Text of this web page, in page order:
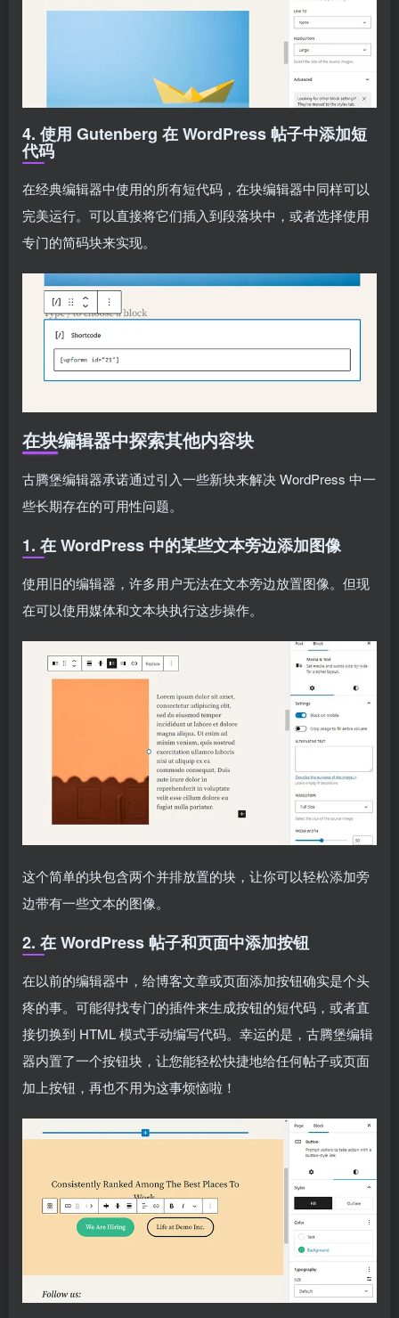
4. 使用 Gutenberg 在 WordPress 帖子中添加短
代码
在经典编辑器中使用的所有短代码，在块编辑器中同样可以
完美运行。可以直接将它们插入到段落块中，或者选择使用
专门的简码块来实现。
在块编辑器中探索其他内容块
古腾堡编辑器承诺通过引入一些新块来解决 WordPress 中一
些长期存在的可用性问题。
1. 在 WordPress 中的某些文本旁边添加图像
使用旧的编辑器，许多用户无法在文本旁边放置图像。但现
在可以使用媒体和文本块执行这步操作。
这个简单的块包含两个并排放置的块，让你可以轻松添加旁
边带有一些文本的图像。
2. 在 WordPress 帖子和页面中添加按钮
在以前的编辑器中，给博客文章或页面添加按钮确实是个头
疼的事。可能得找专门的插件来生成按钮的短代码，或者直
接切换到 HTML 模式手动编写代码。幸运的是，古腾堡编辑
器内置了一个按钮块，让您能轻松快捷地给任何帖子或页面
加上按钮，再也不用为这事烦恼啦！